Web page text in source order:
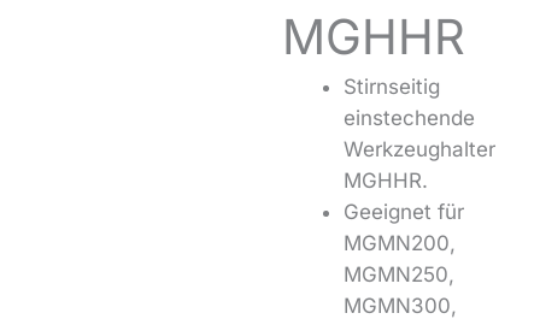
MGHHR
Stirnseitig
einstechende
Werkzeughalter
MGHHR.
Geeignet für
MGMN200,
MGMN250,
MGMN300,